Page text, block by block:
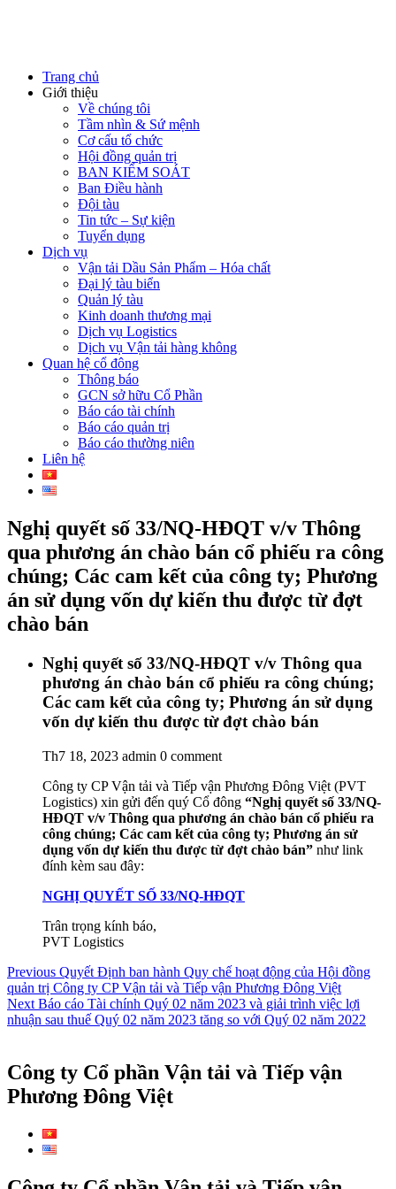
Trang chủ
Giới thiệu
Về chúng tôi
Tầm nhìn & Sứ mệnh
Cơ cấu tổ chức
Hội đồng quản trị
BAN KIỂM SOÁT
Ban Điều hành
Đội tàu
Tin tức – Sự kiện
Tuyển dụng
Dịch vụ
Vận tải Dầu Sản Phẩm – Hóa chất
Đại lý tàu biển
Quản lý tàu
Kinh doanh thương mại
Dịch vụ Logistics
Dịch vụ Vận tải hàng không
Quan hệ cổ đông
Thông báo
GCN sở hữu Cổ Phần
Báo cáo tài chính
Báo cáo quản trị
Báo cáo thường niên
Liên hệ
Nghị quyết số 33/NQ-HĐQT v/v Thông
qua phương án chào bán cổ phiếu ra công
chúng; Các cam kết của công ty; Phương
án sử dụng vốn dự kiến thu được từ đợt
chào bán
Nghị quyết số 33/NQ-HĐQT v/v Thông qua
phương án chào bán cổ phiếu ra công chúng;
Các cam kết của công ty; Phương án sử dụng
vốn dự kiến thu được từ đợt chào bán
Th7 18, 2023 admin 0 comment
Công ty CP Vận tải và Tiếp vận Phương Đông Việt (PVT
Logistics) xin gửi đến quý Cổ đông “Nghị quyết số 33/NQ-
HĐQT v/v Thông qua phương án chào bán cổ phiếu ra
công chúng; Các cam kết của công ty; Phương án sử
dụng vốn dự kiến thu được từ đợt chào bán” như link
đính kèm sau đây:
NGHỊ QUYẾT SỐ 33/NQ-HĐQT
Trân trọng kính báo,
PVT Logistics
Điều
hướng
bài
Previous Previous
post:
Quyết Định ban hành Quy chế hoạt động của Hội đồng
quản trị Công ty CP Vận tải và Tiếp vận Phương Đông Việt
Next Next
post:
Báo cáo Tài chính Quý 02 năm 2023 và giải trình việc lợi
nhuận sau thuế Quý 02 năm 2023 tăng so với Quý 02 năm 2022
Công ty Cổ phần Vận tải và Tiếp vận
Phương Đông Việt